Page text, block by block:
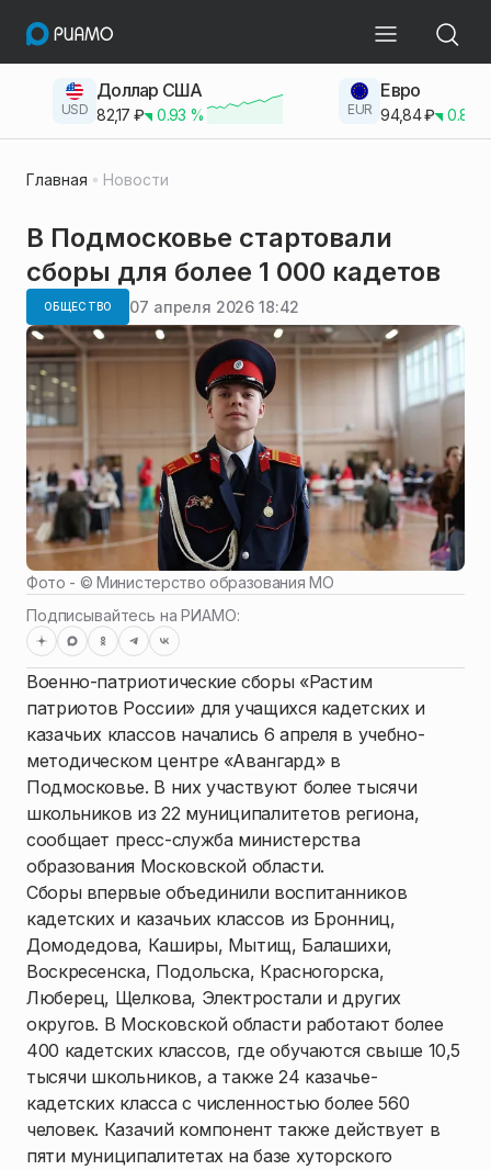
USD
Доллар США
82,17 ₽ 0.93 % EUR
Евро
94,84₽ 0.83
Главная Новости
В Подмосковье стартовали
сборы для более 1 000 кадетов
ОБЩЕСТВО 07 апреля 2026 18:42
Фото - ©Министерство образования МО
Подписывайтесь на РИАМО:
Военно-патриотические сборы «Растим
патриотов России» для учащихся кадетских и
казачьих классов начались 6 апреля в учебно-
методическом центре «Авангард» в
Подмосковье. В них участвуют более тысячи
школьников из 22 муниципалитетов региона,
сообщает пресс-служба министерства
образования Московской области.
Сборы впервые объединили воспитанников
кадетских и казачьих классов из Бронниц,
Домодедова, Каширы, Мытищ, Балашихи,
Воскресенска, Подольска, Красногорска,
Люберец, Щелкова, Электростали и других
округов. В Московской области работают более
400 кадетских классов, где обучаются свыше 10,5
тысячи школьников, а также 24 казачье-
кадетских класса с численностью более 560
человек. Казачий компонент также действует в
пяти муниципалитетах на базе хуторского